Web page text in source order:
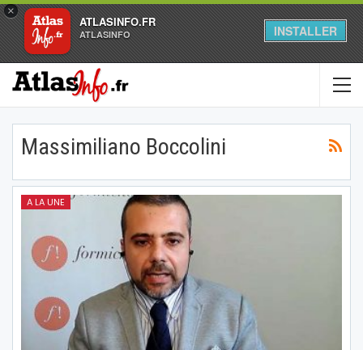
×
ATLASINFO.FR
ATLASINFO INSTALLER
Massimiliano Boccolini
A LA UNE